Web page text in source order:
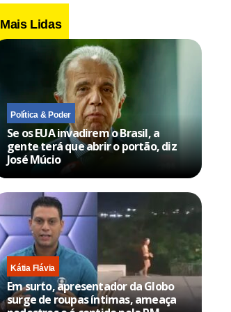
Mais Lidas
Política & Poder
Se os EUA invadirem o Brasil, a
gente terá que abrir o portão, diz
José Múcio
Kátia Flávia
Em surto, apresentador da Globo
surge de roupas íntimas, ameaça